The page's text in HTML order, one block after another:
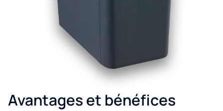
Avantages et bénéfices